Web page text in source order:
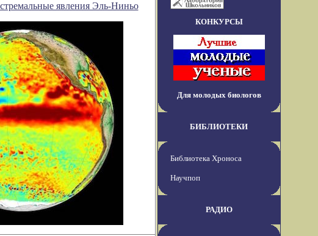
явления Эль-Ниньо
КОНКУРСЫ
Для молодых биологов
БИБЛИОТЕКИ
Библиотека Хроноса
Научпоп
РАДИО